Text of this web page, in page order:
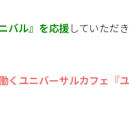
バル』を応援 していただ
ユニバーサルカフェ『ユ